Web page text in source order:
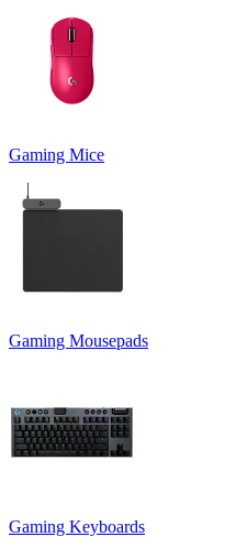
Gaming Mice
Gaming Mousepads
Gaming Keyboards